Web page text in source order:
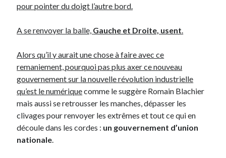
pour pointer du doigt l’autre bord.
A se renvoyer la balle, Gauche et Droite, usent.
Alors qu’il y aurait une chose à faire avec ce
remaniement, pourquoi pas plus axer ce nouveau
gouvernementsur la nouvelle révolution industrielle
qu’est le numériquecomme le suggère Romain Blachier
mais aussi se retrousser les manches, dépasser les
clivages pour renvoyer les extrêmes et tout ce qui en
découle dans les cordes : un gouvernement d’union
nationale.